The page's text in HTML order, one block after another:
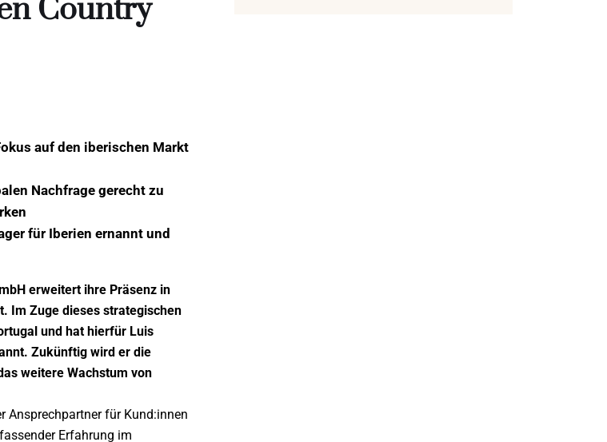
Country
auf den iberischen Markt
Nachfrage gerecht zu
für Iberien ernannt und
erweitert ihre Präsenz in
Im Zuge dieses strategischen
und hat hierfür Luis
Zukünftig wird er die
weitere Wachstum von
Ansprechpartner für Kund:innen
Erfahrung im